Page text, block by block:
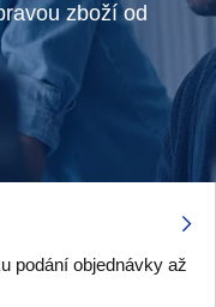
zboží od
podání objednávky až